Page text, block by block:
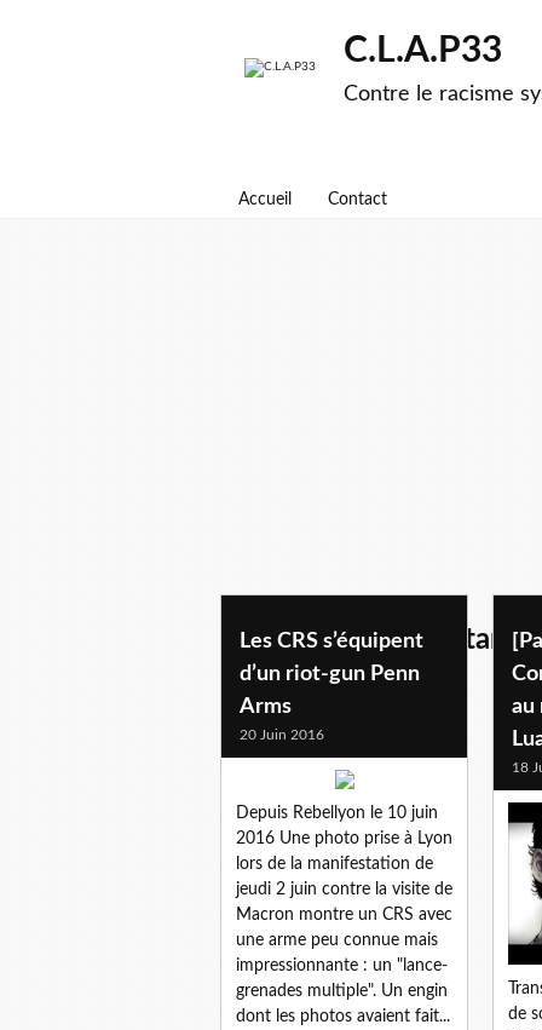
C.L.A.P33
Contre le racisme
Accueil Contact
repression des militant-
Les CRS s’équipent
d’un riot-gun Penn
Arms
20 Juin 2016
Depuis Rebellyon le 10 juin
2016 Une photo prise à Lyon
lors de la manifestation de
jeudi 2 juin contre la visite de
Macron montre un CRS avec
une arme peu connue mais
impressionnante : un "lance-
grenades multiple". Un engin
dont les photos avaient fait...
au
18
de